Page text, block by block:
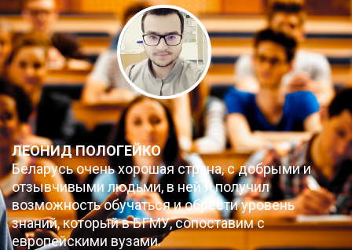
ЛЕОНИД ПОЛОГЕЙКО
Беларусь очень хорошая страна, с добрыми и
отзывчивыми людьми, в ней я получил
возможность обучаться и обрести уровень
знаний, который в БГМУ, сопоставим с
европейскими вузами.